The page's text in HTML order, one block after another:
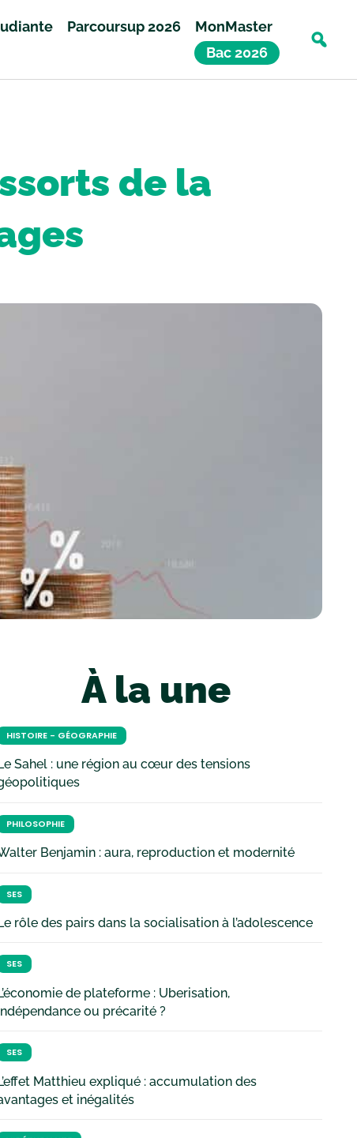
Parcoursup 2026
MonMaster
Bac 2026
de la
À la une
HISTOIRE - GÉOGRAPHIE
Sahel : une région au cœur des tensions
PHILOSOPHIE
Benjamin : aura, reproduction et modernité
SES
rôle des pairs dans la socialisation à l’adolescence
SES
de plateforme : Uberisation,
ou précarité ?
SES
Matthieu expliqué : accumulation des
et inégalités